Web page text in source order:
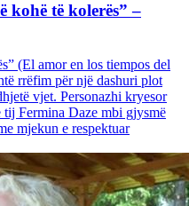
kohë të kolerës” –
(El amor en los tiempos del
rrëfim për një dashuri plot
vjet. Personazhi kryesor
tij Fermina Daze mbi gjysmë
mjekun e respektuar